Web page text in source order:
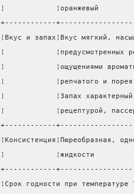
¦            ¦оранжевый
+------------
¦Вкус и запах¦Вкус мягкий,
¦            ¦предусмотренных
¦            ¦ощущениями
¦            ¦репчатого и
¦            ¦Запах характерный
¦            ¦рецептурой,
+------------
¦Консистенция¦Пюреобразная,
¦            ¦жидкости
+------------
¦Срок годности при